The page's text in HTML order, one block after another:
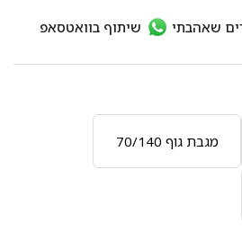
מגבת גוף 70/140